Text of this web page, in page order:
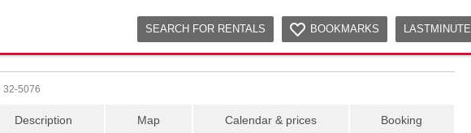
SEARCH FOR RENTALS BOOKMARKS LASTMINUTE
32-5076
Description Map Calendar & prices Booking